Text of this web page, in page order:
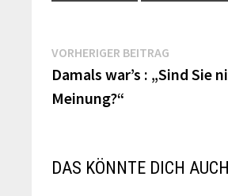
Beitragsnavigation
VORHERIGER BEITRAG
Beitrag:
Damals war’s : „Sind Sie
Meinung?“
DAS KÖNNTE DICH